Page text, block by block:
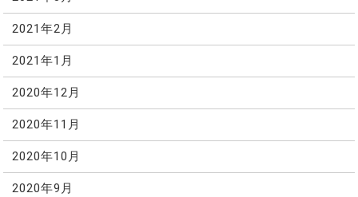
2021年2月
2021年1月
2020年12月
2020年11月
2020年10月
2020年9月